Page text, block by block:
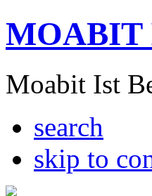
MOABIT
Moabit Ist
search
skip to